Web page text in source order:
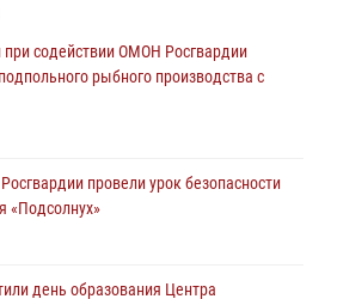
оперативно задержали
устройства рядом с жилыми
Росгвардии обеспечили
матча "Зенит" - "Балтика"
Росгвардии обнаружил
при содействии ОМОН Росгвардии
рыбного производства с
провели урок безопасности
«Подсолнух»
день образования Центра